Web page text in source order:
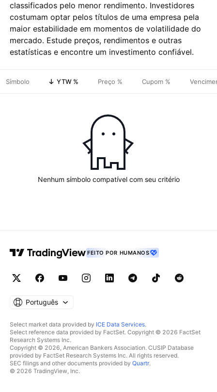
classificados pelo menor rendimento. Investidores
costumam optar pelos títulos de uma empresa pela
maior estabilidade em momentos de volatilidade do
mercado. Estude preços, rendimentos e outras
estatísticas e encontre um investimento confiável.
Símbolo YTW % Preço % Cupom %
Nenhum símbolo compatível com seu critério
FEITO POR HUMANOS
Português
Select market data provided by ICE Data Services.
Select reference data provided by FactSet. Copyright © 2026 FactSet
Research Systems Inc.
Copyright © 2026, American Bankers Association. CUSIP Database
provided by FactSet Research Systems Inc. All rights reserved.
SEC filings and other documents provided by Quartr.
© 2026 TradingView, Inc.